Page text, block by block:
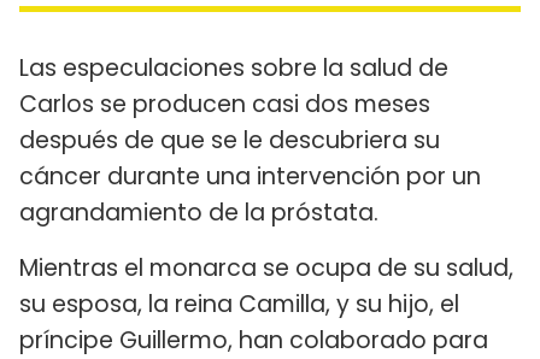
Las especulaciones sobre la salud de
Carlos se producen casi dos meses
después de que se le descubriera su
cáncer durante una intervención por un
agrandamiento de la próstata.
Mientras el monarca se ocupa de su salud,
su esposa, la reina Camilla, y su hijo, el
príncipe Guillermo, han colaborado para